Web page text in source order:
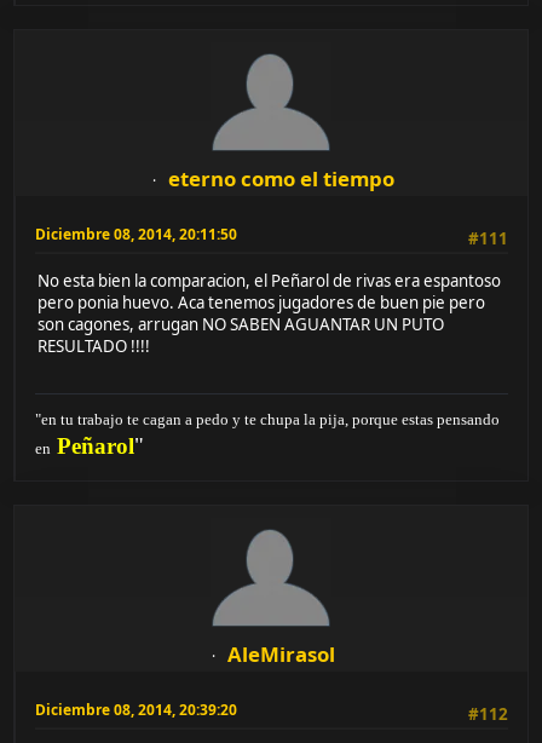
eterno como el tiempo
Diciembre 08, 2014, 20:11:50
#111
No esta bien la comparacion, el Peñarol de rivas era espantoso
pero ponia huevo. Aca tenemos jugadores de buen pie pero
son cagones, arrugan NO SABEN AGUANTAR UN PUTO
RESULTADO !!!!
"en tu trabajo te cagan a pedo y te chupa la pija, porque estas pensando
en Peñarol"
AleMirasol
Diciembre 08, 2014, 20:39:20
#112